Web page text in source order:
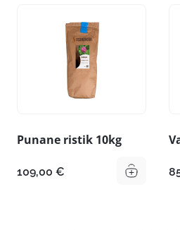
Punane ristik 10kg
109,00 €